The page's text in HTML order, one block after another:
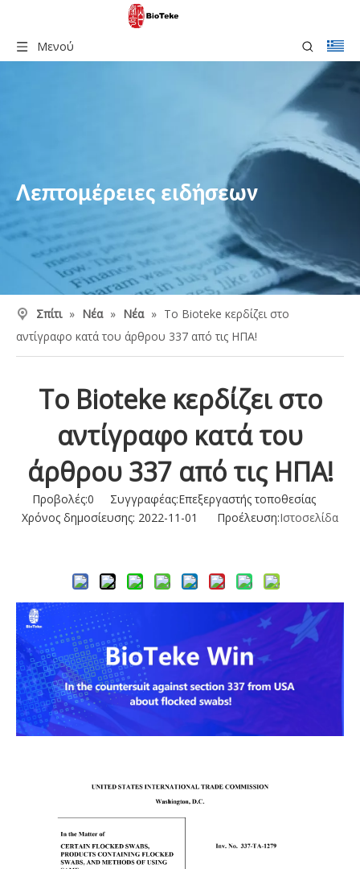
Μενού
Λεπτομέρειες ειδήσεων
Σπίτι » Νέα » Νέα » Το Bioteke κερδίζει στο
αντίγραφο κατά του άρθρου 337 από τις ΗΠΑ!
Το Bioteke κερδίζει στο
αντίγραφο κατά του
άρθρου 337 από τις ΗΠΑ!
Προβολές:0 Συγγραφέας:Επεξεργαστής τοποθεσίας
Χρόνος δημοσίευσης: 2022-11-01 Προέλευση:Ιστοσελίδα